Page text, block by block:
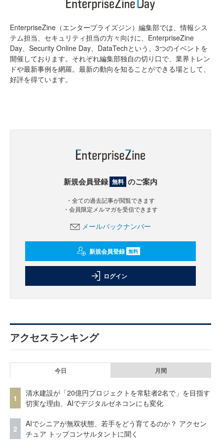
EnterpriseZine（エンタープライズジン）編集部では、情報シス
テム担当、セキュリティ担当の方々向けに、EnterpriseZine
Day、Security Online Day、DataTechという、3つのイベントを
開催しております。それぞれ編集部独自の切り口で、業界トレン
ドや最新事例を網羅。最新の動向を知ることができる場として、
好評を得ています。
新規会員登録 無料 のご案内
・全ての過去記事が閲覧できます
・会員限定メルマガを受信できます
メールバックナンバー
新規会員登録 無料
ログイン
アクセスランキング
今日 月間
1
清水建設が「20億円プロジェクトを常駐者2名で」を目指す
切実な理由、AIでデジタルゼネコンにも変化
2
AIでシニアが無双状態、若手をどう育てるのか？ アクセン
チュア トップコンサルタントに聞く